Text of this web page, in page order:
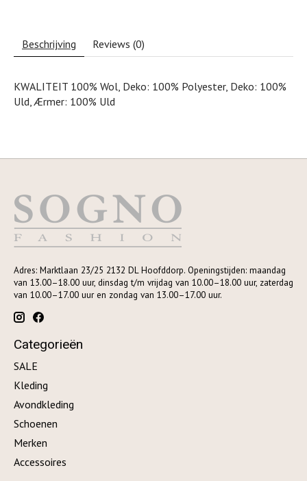
Beschrijving Reviews (0)
KWALITEIT 100% Wol, Deko: 100% Polyester, Deko: 100%
Uld, Ærmer: 100% Uld
Adres: Marktlaan 23/25 2132 DL Hoofddorp. Openingstijden: maandag
van 13.00–18.00 uur, dinsdag t/m vrijdag van 10.00–18.00 uur, zaterdag
van 10.00–17.00 uur en zondag van 13.00–17.00 uur.
Categorieën
SALE
Kleding
Avondkleding
Schoenen
Merken
Accessoires